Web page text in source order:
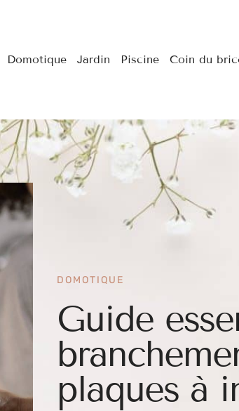
Domotique Jardin Piscine Coin du
DOMOTIQUE
Guide
plaques à